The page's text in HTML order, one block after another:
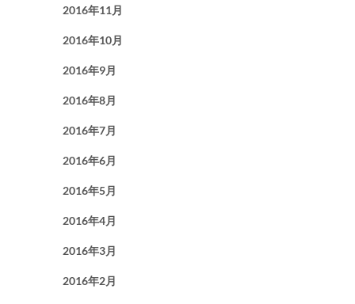
2016年11月
2016年10月
2016年9月
2016年8月
2016年7月
2016年6月
2016年5月
2016年4月
2016年3月
2016年2月